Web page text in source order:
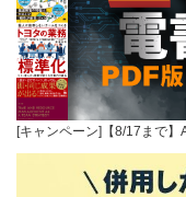
[キャンペーン]【8/17まで